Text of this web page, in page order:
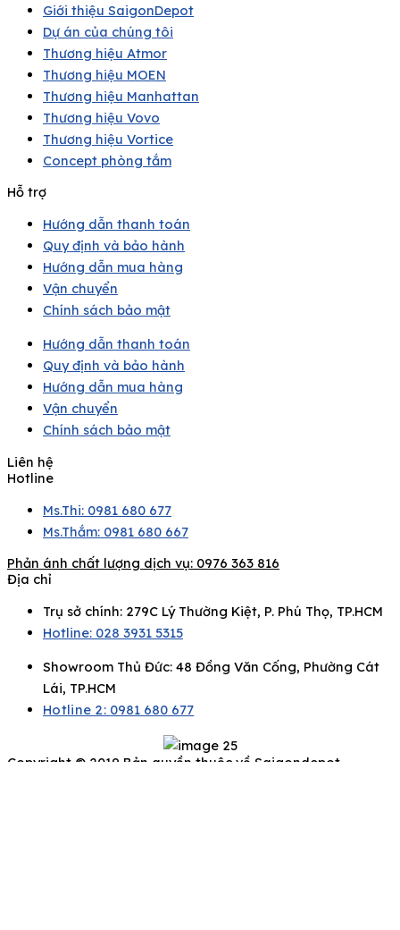
Giới thiệu SaigonDepot
Dự án của chúng tôi
Thương hiệu Atmor
Thương hiệu MOEN
Thương hiệu Manhattan
Thương hiệu Vovo
Thương hiệu Vortice
Concept phòng tắm
Hỗ trợ
Hướng dẫn thanh toán
Quy định và bảo hành
Hướng dẫn mua hàng
Vận chuyển
Chính sách bảo mật
Hướng dẫn thanh toán
Quy định và bảo hành
Hướng dẫn mua hàng
Vận chuyển
Chính sách bảo mật
Liên hệ
Hotline
Ms.Thi: 0981 680 677
Ms.Thắm: 0981 680 667
Phản ánh chất lượng dịch vụ: 0976 363 816
Địa chỉ
Trụ sở chính: 279C Lý Thường Kiệt, P. Phú Thọ, TP.HCM
Hotline: 028 3931 5315
Showroom Thủ Đức: 48 Đồng Văn Cống, Phường Cát
Lái, TP.HCM
Hotline 2: 0981 680 677
Copyright © 2019 Bản quyền thuộc về Saigondepot